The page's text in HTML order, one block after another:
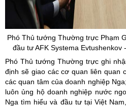
Phó Thủ tướng Thường trực Phạm
đầu tư AFK Systema Evtushenkov
Phó Thủ tướng Thường trực ghi
định sẽ giao các cơ quan liên quan
các quan tâm của doanh nghiệp
luôn ủng hộ doanh nghiệp nước
Nga tìm hiểu và đầu tư tại Việt